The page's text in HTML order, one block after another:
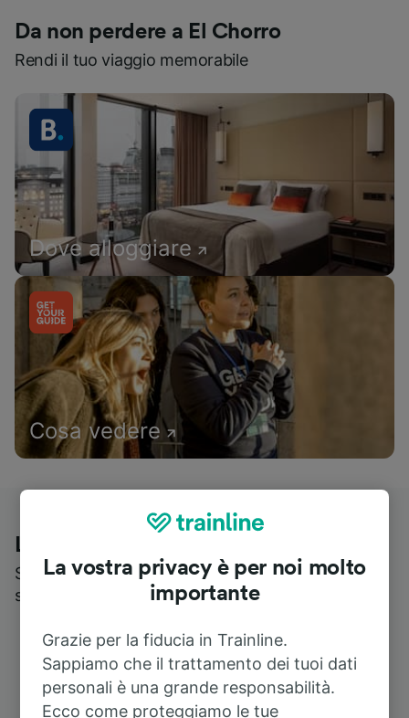
Da non perdere a El Chorro
Rendi il tuo viaggio memorabile
Dove alloggiare
Cosa vedere
Le recensioni dei nostri viaggiatori
Scopri cosa pensa realmente chi utilizza i nostri
servizi
La vostra privacy è per noi molto
importante
Grazie per la fiducia in Trainline.
Sappiamo che il trattamento dei tuoi dati
personali è una grande responsabilità.
Ecco come proteggiamo le tue